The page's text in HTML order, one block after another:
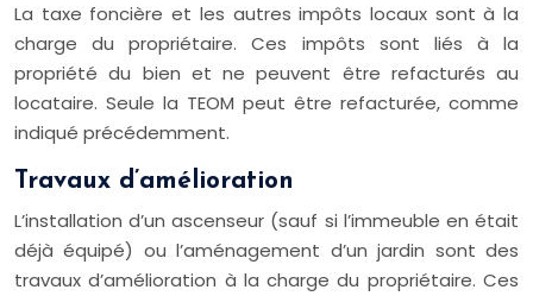
La taxe foncière et les autres impôts locaux sont à la
charge du propriétaire. Ces impôts sont liés à la
propriété du bien et ne peuvent être refacturés au
locataire. Seule la TEOM peut être refacturée, comme
indiqué précédemment.
Travaux d’amélioration
L’installation d’un ascenseur (sauf si l’immeuble en était
déjà équipé) ou l’aménagement d’un jardin sont des
travaux d’amélioration à la charge du propriétaire. Ces